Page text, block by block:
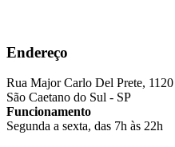
Endereço
Rua Major Carlo Del Prete, 1120
São Caetano do Sul - SP
Funcionamento
Segunda a sexta, das 7h às 22h